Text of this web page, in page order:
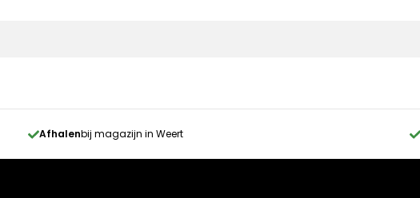
Afhalenbij magazijn in Weert